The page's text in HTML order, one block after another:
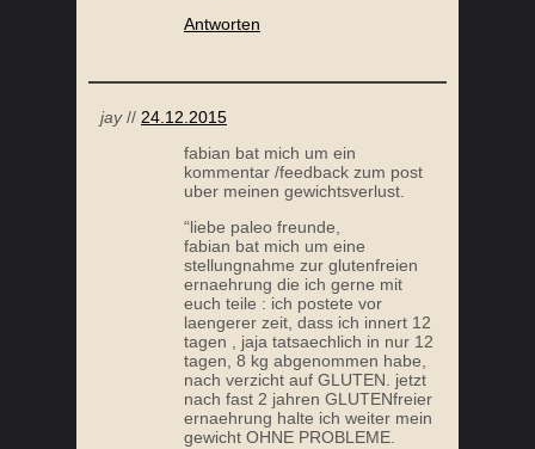
AUTOIMMUNPROTOKOLL
MEIN PALEO ERFOLG: EIN LEBEN OHNE
ROLLSTUHL
Antworten
jay// 24.12.2015
fabian bat mich um ein
kommentar /feedback zum post
uber meinen gewichtsverlust.
“liebe paleo freunde,
fabian bat mich um eine
stellungnahme zur glutenfreien
ernaehrung die ich gerne mit
euch teile : ich postete vor
laengerer zeit, dass ich innert 12
tagen , jaja tatsaechlich in nur 12
tagen, 8 kg abgenommen habe,
nach verzicht auf GLUTEN. jetzt
nach fast 2 jahren GLUTENfreier
ernaehrung halte ich weiter mein
gewicht OHNE PROBLEME.